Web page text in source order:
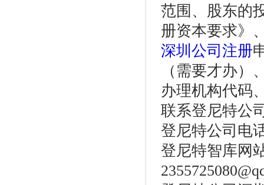
范围、股东的
册资本要求》
深圳公司注册
（需要才办
办理机构代码
联系登尼特公
登尼特公司电
登尼特智库网